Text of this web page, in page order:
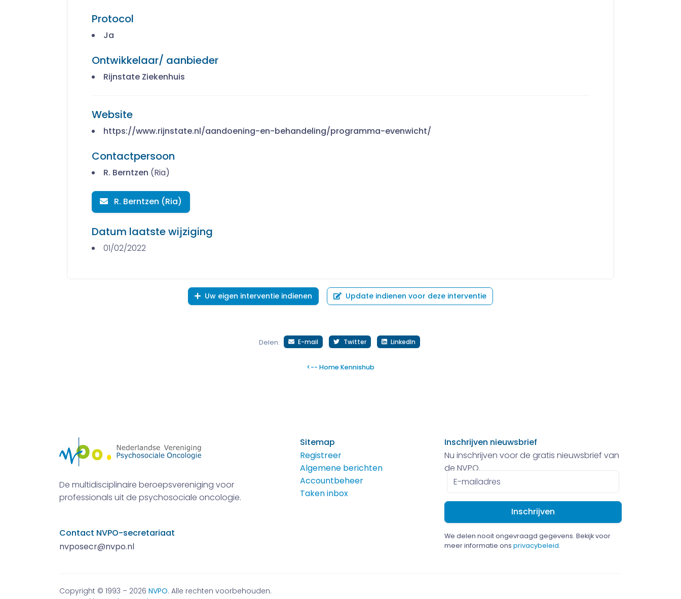
Protocol
Ja
Ontwikkelaar/ aanbieder
Rijnstate Ziekenhuis
Website
https://www.rijnstate.nl/aandoening-en-behandeling/programma-evenwicht/
Contactpersoon
R. Berntzen (Ria)
R. Berntzen (Ria)
Datum laatste wijziging
01/02/2022
Uw eigen interventie indienen Update indienen voor deze interventie
Delen: E-mail Twitter LinkedIn
<-- Home Kennishub
De multidisciplinaire beroepsvereniging voor
professionals uit de psychosociale oncologie.
Contact NVPO-secretariaat
nvposecr@nvpo.nl
Sitemap
Registreer
Algemene berichten
Accountbeheer
Taken inbox
Inschrijven nieuwsbrief
Nu inschrijven voor de gratis nieuwsbrief van
de NVPO.
E-
mailadres
We delen nooit ongevraagd gegevens. Bekijk voor
meer informatie ons privacybeleid.
Copyright © 1993 – 2026 NVPO. Alle rechten voorbehouden.